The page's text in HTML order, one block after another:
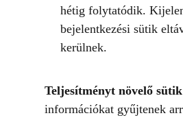
hétig folytatódik.
bejelentkezési sütik
kerülnek.
Teljesítményt növelő
információkat gyűjtenek